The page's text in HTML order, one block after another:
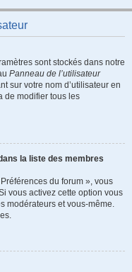
sont stockés dans notre
Panneau de l’utilisateur
sur votre nom d’utilisateur en
de modifier tous les
la liste des membres
du forum », vous
vous activez cette option vous
modérateurs et vous-même.